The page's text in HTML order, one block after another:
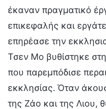
έκαναν πραγματικό
επικεφαλής και
επηρέασε την
Τσεν Μο βυθίστηκε
που παρεμπόδισε
εκκλησίας. Όταν
της Ζάο και της Λιου,